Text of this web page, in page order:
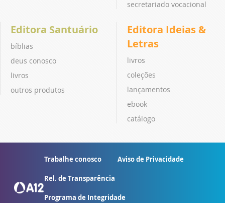
secretariado vocacional
Editora Santuário
bíblias
deus conosco
livros
outros produtos
Editora Ideias &
Letras
livros
coleções
lançamentos
ebook
catálogo
Trabalhe conosco Aviso de Privacidade
Rel. de Transparência
Programa de Integridade